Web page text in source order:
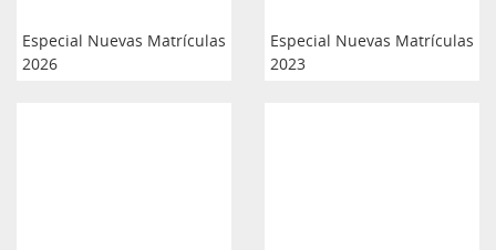
Especial Nuevas Matrículas
2026
Especial Nuevas Matrículas
2023